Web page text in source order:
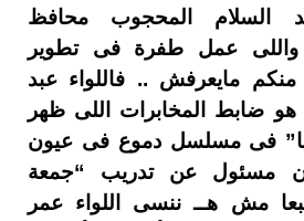
السلام المحجوب محافظ
واللى عمل طفرة فى تطوير
منكم مايعرفش .. فاللواء عبد
هو ضابط المخابرات اللى ظهر
فى مسلسل دموع فى عيون
مسئول عن تدريب “جمعة
مش هــ ننسى اللواء عمر